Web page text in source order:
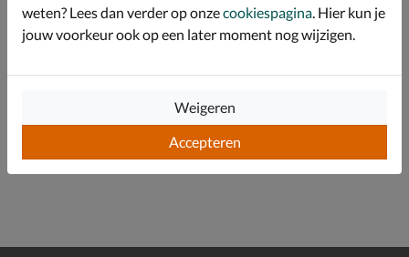
Specificaties
Snowboots
weten? Lees dan verder op onzecookiespagina . Hier kun je
jouw voorkeur ook op een later moment nog wijzigen.
Accepteren
Weigeren